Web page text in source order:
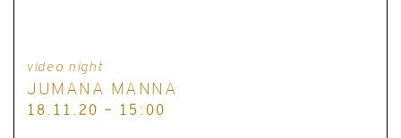
video night
JUMANA MANNA
18.11.20 - 15:00